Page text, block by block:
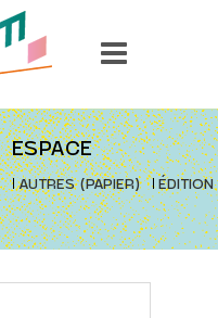
ESPACE
AUTRES (PAPIER) ÉDITION